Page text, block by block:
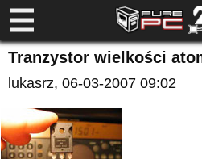
Tranzystor wielkości
lukasrz, 06-03-2007 09:02